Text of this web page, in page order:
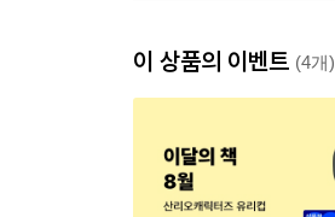
이 상품의 이벤트 (4개)